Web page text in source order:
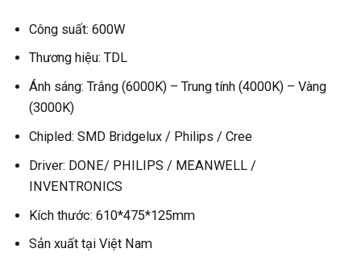
Công suất: 600W
Thương hiệu: TDL
Ánh sáng: Trắng (6000K) – Trung tính (4000K) – Vàng
(3000K)
Chipled: SMD Bridgelux / Philips / Cree
Driver: DONE/ PHILIPS / MEANWELL /
INVENTRONICS
Kích thước: 610*475*125mm
Sản xuất tại Việt Nam